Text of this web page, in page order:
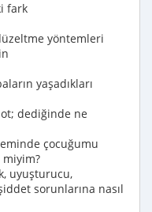
fark
yöntemleri
yaşadıkları
dediğinde ne
çocuğumu
uyuşturucu,
sorunlarına nasıl